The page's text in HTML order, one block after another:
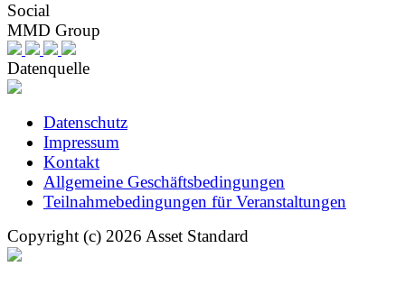
Social
MMD Group
Datenquelle
Datenschutz
Impressum
Kontakt
Allgemeine Geschäftsbedingungen
Teilnahmebedingungen für Veranstaltungen
Copyright (c) 2026 Asset Standard